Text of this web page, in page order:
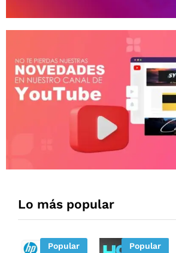
Lo más popular
Popular Popular